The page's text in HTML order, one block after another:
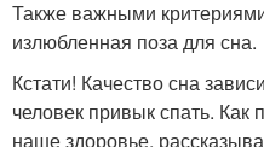
Также важными
излюбленная поза для сна.
Кстати! Качество сна
человек привык спать.
наше здоровье,